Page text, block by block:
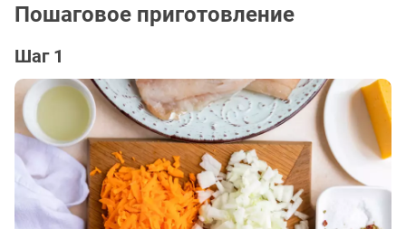
Пошаговое приготовление
Шаг 1